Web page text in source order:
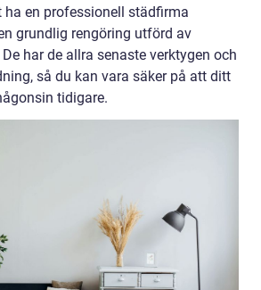
ha en professionell städfirma
grundlig rengöring utförd av
har de allra senaste verktygen och
så du kan vara säker på att ditt
tidigare.